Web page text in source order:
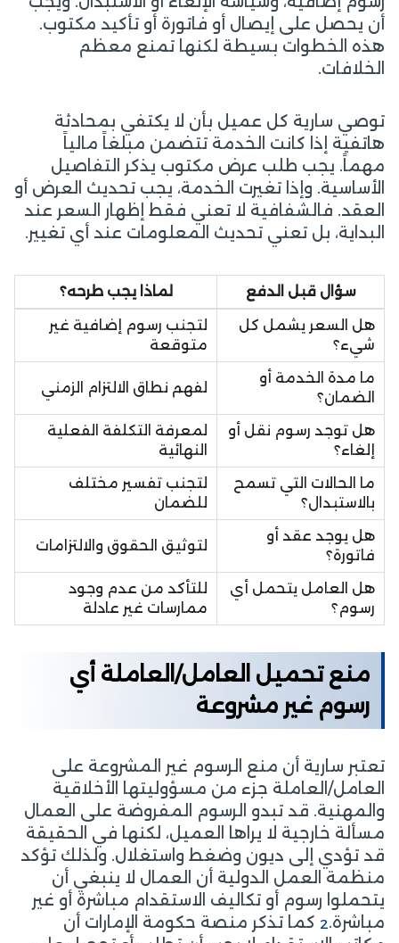
أن يحصل على إيصال أو فاتورة أو تأكيد مكتوب.
هذه الخطوات بسيطة لكنها تمنع معظم
الخلافات.
توصي سارية كل عميل بأن لا يكتفي بمحادثة
هاتفية إذا كانت الخدمة تتضمن مبلغاً مالياً
مهماً. يجب طلب عرض مكتوب يذكر التفاصيل
الأساسية. وإذا تغيرت الخدمة، يجب تحديث العرض أو
العقد. فالشفافية لا تعني فقط إظهار السعر عند
البداية، بل تعني تحديث المعلومات عند أي تغيير.
سؤال قبل الدفع
لماذا يجب طرحه؟
هل السعر يشمل كل
شيء؟
لتجنب رسوم إضافية غير
متوقعة
ما مدة الخدمة أو
الضمان؟
لفهم نطاق الالتزام الزمني
هل توجد رسوم نقل أو
إلغاء؟
لمعرفة التكلفة الفعلية
النهائية
ما الحالات التي تسمح
بالاستبدال؟
لتجنب تفسير مختلف
للضمان
هل يوجد عقد أو
فاتورة؟
لتوثيق الحقوق والالتزامات
هل العامل يتحمل أي
رسوم؟
للتأكد من عدم وجود
ممارسات غير عادلة
منع تحميل العامل/العاملة أي
رسوم غير مشروعة
تعتبر سارية أن منع الرسوم غير المشروعة على
العامل/العاملة جزء من مسؤوليتها الأخلاقية
والمهنية. قد تبدو الرسوم المفروضة على العمال
مسألة خارجية لا يراها العميل، لكنها في الحقيقة
قد تؤدي إلى ديون وضغط واستغلال. ولذلك تؤكد
منظمة العمل الدولية أن العمال لا ينبغي أن
يتحملوا رسوم أو تكاليف الاستقدام مباشرة أو غير
مباشرة.2 كما تذكر منصة حكومة الإمارات أن